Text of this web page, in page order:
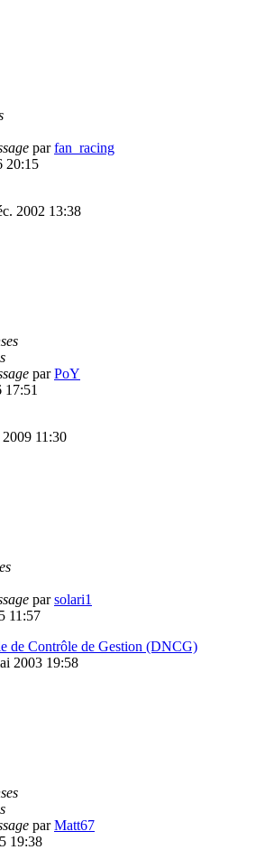
parfan_racing
20:15
2002 13:38
parPoY
17:51
2009 11:30
parsolari1
11:57
de Contrôle de Gestion (DNCG)
2003 19:58
parMatt67
19:38